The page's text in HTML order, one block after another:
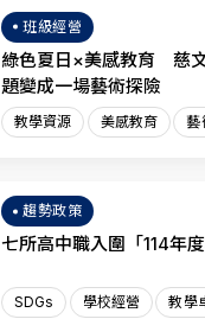
班級經營
綠色夏日×美感教育 慈
題變成一場藝術探險
教學資源 美感教育 藝
趨勢政策
七所高中職入圍「114年
SDGs 學校經營 教學